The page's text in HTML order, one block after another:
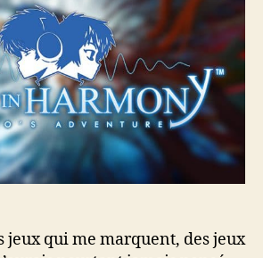
sublime
voyage
musical.
jeux qui me marquent, des jeux